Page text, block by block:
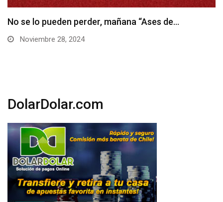
Hoy inicia el Torneo Raider en Enjoy Santiago
Noviembre 28, 2024
DolarDolar.com